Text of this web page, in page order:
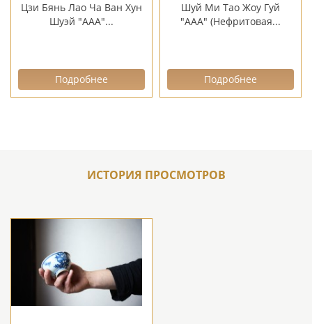
Цзи Бянь Лао Ча Ван Хун
Шуэй "ААА"...
Подробнее
Шуй Ми Тао Жоу Гуй
"ААА" (Нефритовая...
Подробнее
ИСТОРИЯ ПРОСМОТРОВ